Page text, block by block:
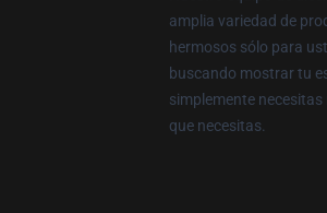
amplia variedad de
hermosos sólo para
buscando mostrar tu
simplemente
que necesitas.